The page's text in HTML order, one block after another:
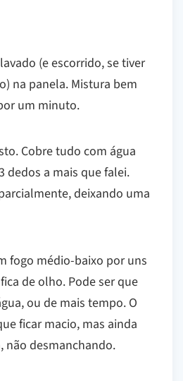
(e escorrido, se tiver
na panela. Mistura bem
um minuto.
Cobre tudo com água
dedos a mais que falei.
deixando uma
fogo médio-baixo por uns
de olho. Pode ser que
ou de mais tempo. O
ficar macio, mas ainda
não desmanchando.